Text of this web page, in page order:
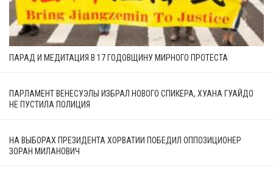
ПАРАД И МЕДИТАЦИЯ В 17 ГОДОВЩИНУ МИРНОГО ПРОТЕСТА
ПАРЛАМЕНТ ВЕНЕСУЭЛЫ ИЗБРАЛ НОВОГО СПИКЕРА, ХУАНА ГУАЙДО
НЕ ПУСТИЛА ПОЛИЦИЯ
НА ВЫБОРАХ ПРЕЗИДЕНТА ХОРВАТИИ ПОБЕДИЛ ОППОЗИЦИОНЕР
ЗОРАН МИЛАНОВИЧ